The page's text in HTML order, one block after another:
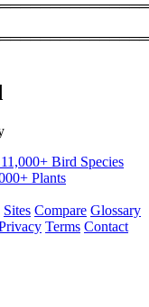
11,000+ Bird Species
Plants
Sites Compare Glossary
Terms Contact